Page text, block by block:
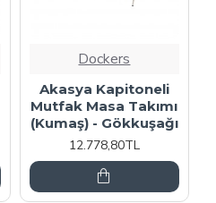
Dockers
Akasya Kapitoneli
Mutfak Masa Takımı
(Kumaş) - Gökkuşağı
12.778,80TL